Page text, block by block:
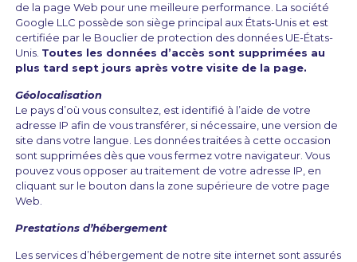
de la page Web pour une meilleure performance. La société
Google LLC possède son siège principal aux États-Unis et est
certifiée par le Bouclier de protection des données UE-États-
Unis. Toutes les données d’accès sont supprimées au
plus tard sept jours après votre visite de la page.
Géolocalisation
Le pays d’où vous consultez, est identifié à l’aide de votre
adresse IP afin de vous transférer, si nécessaire, une version de
site dans votre langue. Les données traitées à cette occasion
sont supprimées dès que vous fermez votre navigateur. Vous
pouvez vous opposer au traitement de votre adresse IP, en
cliquant sur le bouton dans la zone supérieure de votre page
Web.
Prestations d’hébergement
Les services d’hébergement de notre site internet sont assurés